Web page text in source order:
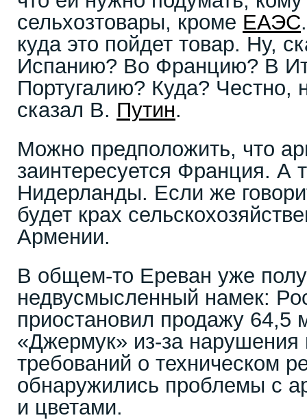
сельхозтовары, кроме ЕАЭС
куда это пойдет товар. Ну,
Испанию? Во Францию? В
Португалию? Куда? Честно,
сказал В. Путин.
Можно предположить, что
заинтересуется Франция. А
Нидерланды. Если же
будет крах
Армении.
В общем-то Ереван уже
недвусмысленный намек:
приостановил продажу 64,5
«Джермук» из-за нарушения
требований о техническом
обнаружились проблемы с
и цветами.